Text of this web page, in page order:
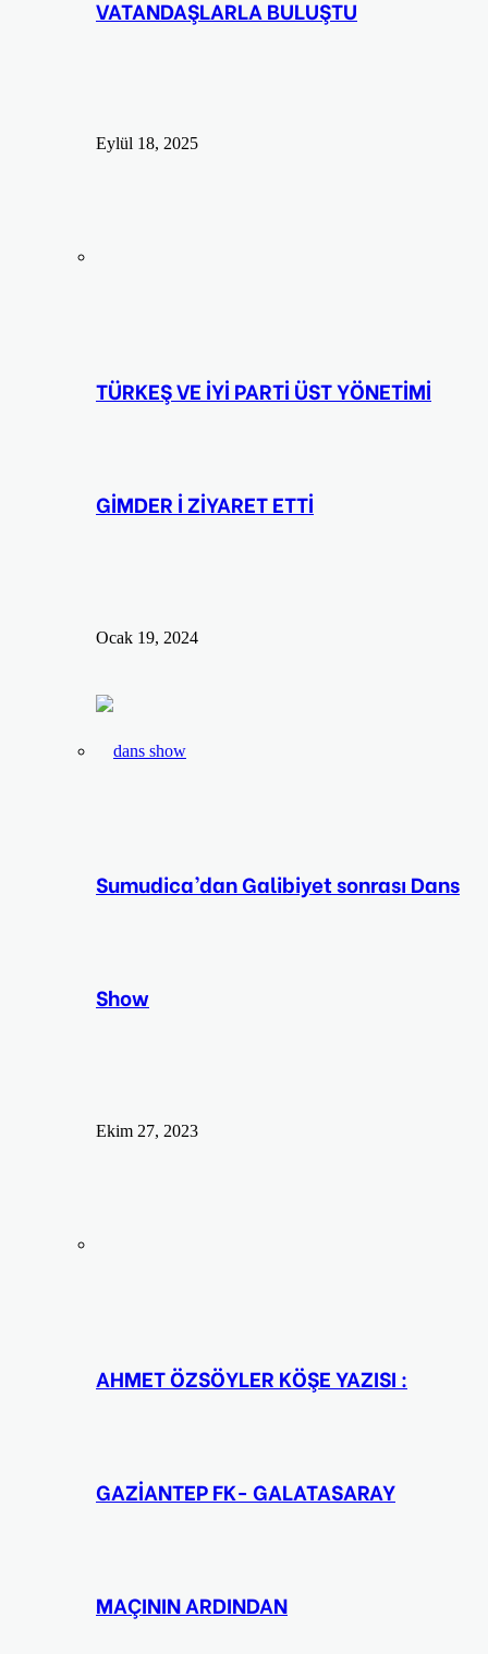
VATANDAŞLARLA BULUŞTU
Eylül 18, 2025
TÜRKEŞ VE İYİ PARTİ ÜST YÖNETİMİ
GİMDER İ ZİYARET ETTİ
Ocak 19, 2024
Sumudica’dan Galibiyet sonrası Dans
Show
Ekim 27, 2023
AHMET ÖZSÖYLER KÖŞE YAZISI :
GAZİANTEP FK- GALATASARAY
MAÇININ ARDINDAN